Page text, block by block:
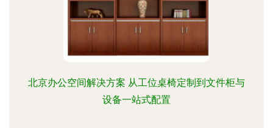
北京办公空间解决方案 从工位桌椅定制到文件柜与
设备一站式配置